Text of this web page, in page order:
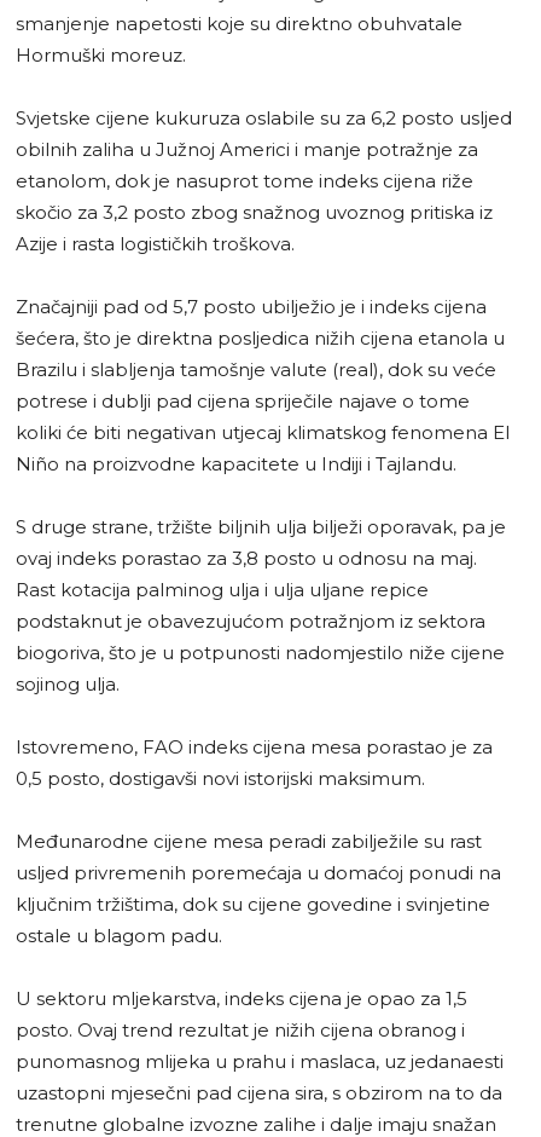
smanjenje napetosti koje su direktno obuhvatale
Hormuški moreuz.
Svjetske cijene kukuruza oslabile su za 6,2 posto usljed
obilnih zaliha u Južnoj Americi i manje potražnje za
etanolom, dok je nasuprot tome indeks cijena riže
skočio za 3,2 posto zbog snažnog uvoznog pritiska iz
Azije i rasta logističkih troškova.
Značajniji pad od 5,7 posto ubilježio je i indeks cijena
šećera, što je direktna posljedica nižih cijena etanola u
Brazilu i slabljenja tamošnje valute (real), dok su veće
potrese i dublji pad cijena spriječile najave o tome
koliki će biti negativan utjecaj klimatskog fenomena El
Niño na proizvodne kapacitete u Indiji i Tajlandu.
S druge strane, tržište biljnih ulja bilježi oporavak, pa je
ovaj indeks porastao za 3,8 posto u odnosu na maj.
Rast kotacija palminog ulja i ulja uljane repice
podstaknut je obavezujućom potražnjom iz sektora
biogoriva, što je u potpunosti nadomjestilo niže cijene
sojinog ulja.
Istovremeno, FAO indeks cijena mesa porastao je za
0,5 posto, dostigavši novi istorijski maksimum.
Međunarodne cijene mesa peradi zabilježile su rast
usljed privremenih poremećaja u domaćoj ponudi na
ključnim tržištima, dok su cijene govedine i svinjetine
ostale u blagom padu.
U sektoru mljekarstva, indeks cijena je opao za 1,5
posto. Ovaj trend rezultat je nižih cijena obranog i
punomasnog mlijeka u prahu i maslaca, uz jedanaesti
uzastopni mjesečni pad cijena sira, s obzirom na to da
trenutne globalne izvozne zalihe i dalje imaju snažan